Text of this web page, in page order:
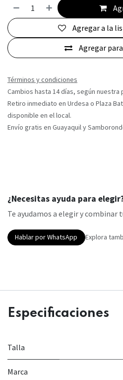
Agregar
Agregar a la
Términos y condiciones
Cambios hasta 14 días, según nuestra
Retiro inmediato en Urdesa o Plaza
disponible en el local.
Envío gratis en Guayaquil y
¿Necesitas ayuda para
Te ayudamos a elegir y combinar
Hablar por WhatsApp Explora
Especificaciones
Talla
Marca